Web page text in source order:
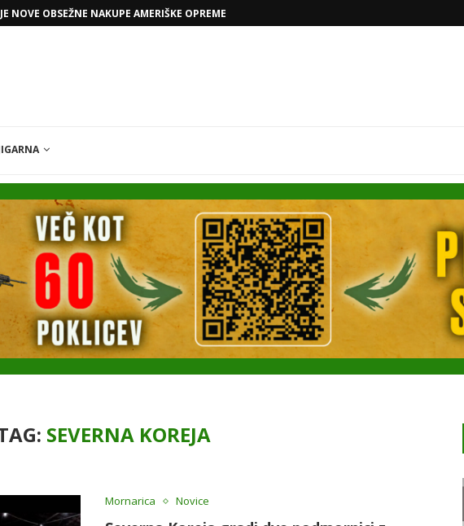
ZAPLETEL VOLKSWAGNOVE NAČRTE Z RAFAELOM
SEVERNA KOREJA
Mornarica Novice